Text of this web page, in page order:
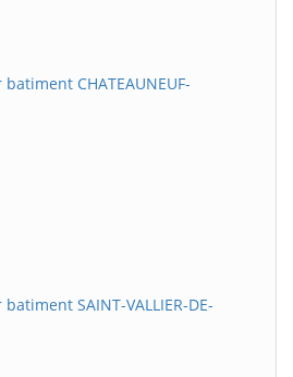
CHATEAUNEUF-
SAINT-VALLIER-DE-